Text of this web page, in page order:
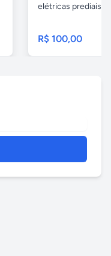
elétricas prediais e
R$ 100,00